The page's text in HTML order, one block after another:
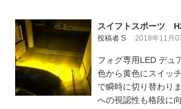
スイフトスポーツ
投稿者 S 2018年11月
フォグ専用LED デュ
色から黄色にスイッ
で瞬時に切り替わり
への視認性も格段に